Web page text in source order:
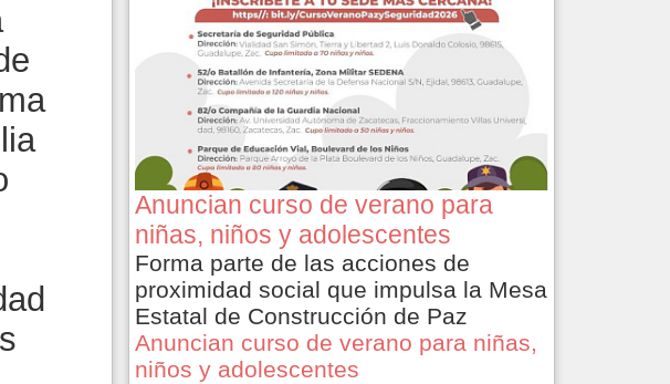
Anuncian curso de verano para
niñas, niños y adolescentes
Forma parte de las acciones de
proximidad social que impulsa la Mesa
Estatal de Construcción de Paz
Anuncian curso de verano para niñas,
niños y adolescentes